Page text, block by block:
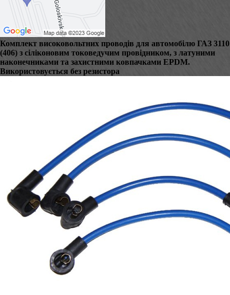
Комплект високовольтних проводів для автомобілю ГАЗ 3110
(406) з сіліконовим токоведучим провідником, з латуними
наконечниками та захистними ковпачками EPDM.
Використовується без резистора